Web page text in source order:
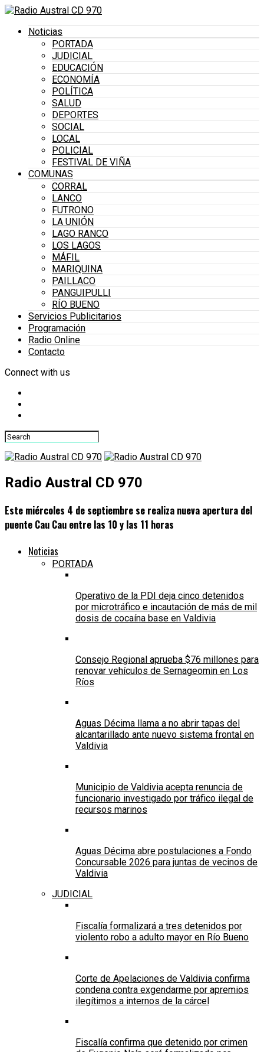
Noticias
PORTADA
JUDICIAL
EDUCACIÓN
ECONOMÍA
POLÍTICA
SALUD
DEPORTES
SOCIAL
LOCAL
POLICIAL
FESTIVAL DE VIÑA
COMUNAS
CORRAL
LANCO
FUTRONO
LA UNIÓN
LAGO RANCO
LOS LAGOS
MÁFIL
MARIQUINA
PAILLACO
PANGUIPULLI
RÍO BUENO
Servicios Publicitarios
Programación
Radio Online
Contacto
Connect with us
Radio Austral CD 970
Este miércoles 4 de septiembre se realiza nueva apertura del
puente Cau Cau entre las 10 y las 11 horas
Noticias
PORTADA
Operativo de la PDI deja cinco detenidos
por microtráfico e incautación de más de mil
dosis de cocaína base en Valdivia
Consejo Regional aprueba $76 millones para
renovar vehículos de Sernageomin en Los
Ríos
Aguas Décima llama a no abrir tapas del
alcantarillado ante nuevo sistema frontal en
Valdivia
Municipio de Valdivia acepta renuncia de
funcionario investigado por tráfico ilegal de
recursos marinos
Aguas Décima abre postulaciones a Fondo
Concursable 2026 para juntas de vecinos de
Valdivia
JUDICIAL
Fiscalía formalizará a tres detenidos por
violento robo a adulto mayor en Río Bueno
Corte de Apelaciones de Valdivia confirma
condena contra exgendarme por apremios
ilegítimos a internos de la cárcel
Fiscalía confirma que detenido por crimen